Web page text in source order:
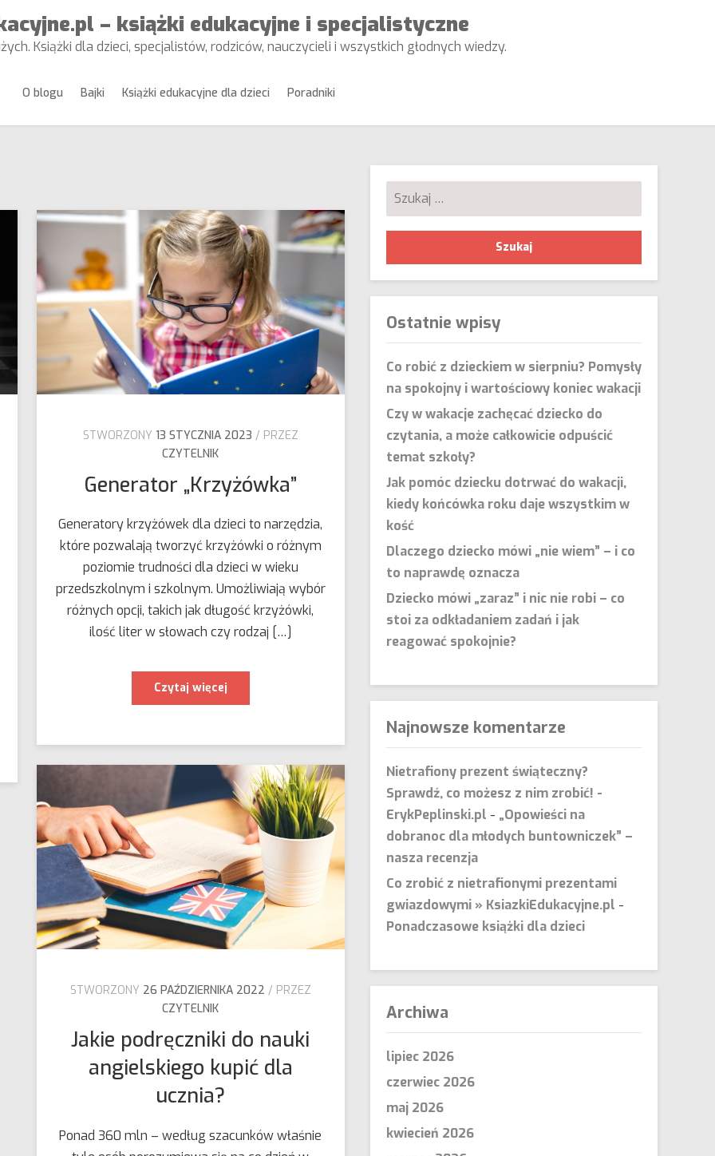
– książki edukacyjne i specjalistyczne
Książki dla dzieci, specjalistów, rodziców, nauczycieli i wszystkich głodnych wiedzy.
O blogu Bajki Książki edukacyjne dla dzieci Poradniki
STWORZONY 13 STYCZNIA 2023
PRZEZ
CZYTELNIK
Generator „Krzyżówka”
Generatory krzyżówek dla dzieci to narzędzia,
które pozwalają tworzyć krzyżówki o różnym
poziomie trudności dla dzieci w wieku
przedszkolnym i szkolnym. Umożliwiają wybór
różnych opcji, takich jak długość krzyżówki,
ilość liter w słowach czy rodzaj […]
Czytaj więcejGenerator
„Krzyżówka”
STWORZONY 26 PAŹDZIERNIKA 2022
PRZEZ
CZYTELNIK
Jakie podręczniki do nauki
angielskiego kupić dla
ucznia?
Ponad 360 mln – według szacunków właśnie
Szukaj:
Ostatnie wpisy
Co robić z dzieckiem w sierpniu? Pomysły
na spokojny i wartościowy koniec wakacji
Czy w wakacje zachęcać dziecko do
czytania, a może całkowicie odpuścić
temat szkoły?
Jak pomóc dziecku dotrwać do wakacji,
kiedy końcówka roku daje wszystkim w
kość
Dlaczego dziecko mówi „nie wiem” – i co
to naprawdę oznacza
Dziecko mówi „zaraz” i nic nie robi – co
stoi za odkładaniem zadań i jak
reagować spokojnie?
Najnowsze komentarze
Nietrafiony prezent świąteczny?
Sprawdź, co możesz z nim zrobić! -
ErykPeplinski.pl - „Opowieści na
dobranoc dla młodych buntowniczek” –
nasza recenzja
Co zrobić z nietrafionymi prezentami
gwiazdowymi » KsiazkiEdukacyjne.pl -
Ponadczasowe książki dla dzieci
Archiwa
lipiec 2026
czerwiec 2026
maj 2026
kwiecień 2026